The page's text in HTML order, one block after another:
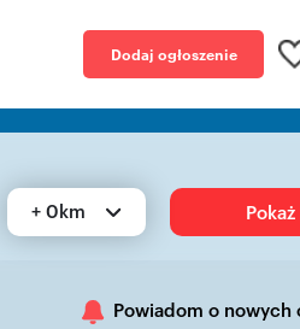
Dodaj ogłoszenie
+ 0km Pokaż
Powiadom o nowych